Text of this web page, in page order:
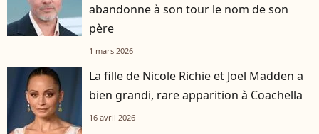
abandonne à son tour le nom de son
père
1 mars 2026
La fille de Nicole Richie et Joel Madden a
bien grandi, rare apparition à Coachella
16 avril 2026